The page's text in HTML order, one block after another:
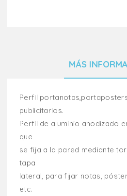
MÁS
Perfil
publicitarios.
Perfil de aluminio anodizado
que
se fija a la pared mediante
tapa
lateral, para fijar notas,
etc.